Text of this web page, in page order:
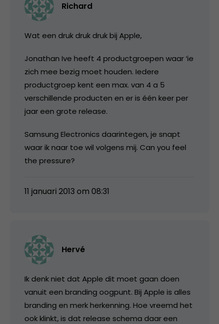
Richard
Wat een druk druk druk bij Apple,
Jonathan Ive heeft 4 productgroepen waar ‘ie
zich mee bezig moet houden. Iedere
productgroep kent een max. van 4 a 5
verschillende producten en er is één keer per
jaar een grote release.
Samsung Electronics daarintegen, je snapt
waar ik naar toe wil volgens mij. Can you feel
the pressure?
11 januari 2013 om 08:31
Hervé
Ik denk niet dat Apple dit moet gaan doen
vanuit een branding oogpunt. Bij Apple is alles
branding en merk herkenning. Hoe vreemd het
ook klinkt, is dat release schema daar een